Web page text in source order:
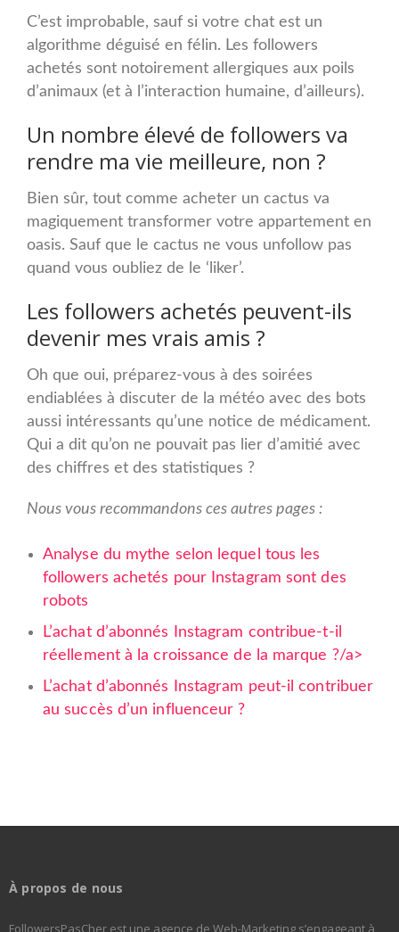
C’est improbable, sauf si votre chat est un
algorithme déguisé en félin. Les followers
achetés sont notoirement allergiques aux poils
d’animaux (et à l’interaction humaine, d’ailleurs).
Un nombre élevé de followers va
rendre ma vie meilleure, non ?
Bien sûr, tout comme acheter un cactus va
magiquement transformer votre appartement en
oasis. Sauf que le cactus ne vous unfollow pas
quand vous oubliez de le ‘liker’.
Les followers achetés peuvent-ils
devenir mes vrais amis ?
Oh que oui, préparez-vous à des soirées
endiablées à discuter de la météo avec des bots
aussi intéressants qu’une notice de médicament.
Qui a dit qu’on ne pouvait pas lier d’amitié avec
des chiffres et des statistiques ?
Nous vous recommandons ces autres pages :
Analyse du mythe selon lequel tous les
followers achetés pour Instagram sont des
robots
L’achat d’abonnés Instagram contribue-t-il
réellement à la croissance de la marque ?/a>
L’achat d’abonnés Instagram peut-il contribuer
au succès d’un influenceur ?
À propos de nous
FollowersPasCher est une agence de Web-Marketing s’engageant à